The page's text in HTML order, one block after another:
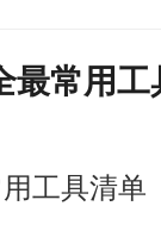
常用工
工具清单